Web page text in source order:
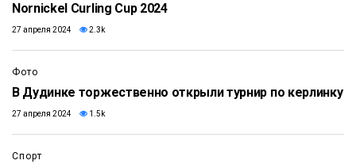
Nornickel Curling Cup 2024
27 апреля 2024 2.3k
Фото
В Дудинке торжественно открыли турнир по керлинку
27 апреля 2024 1.5k
Спорт